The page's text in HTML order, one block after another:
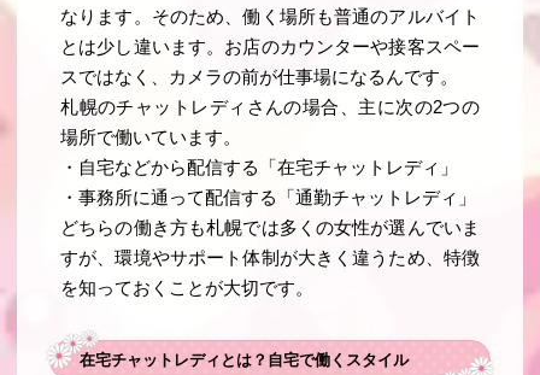
なります。そのため、働く場所も普通のアルバイト
とは少し違います。お店のカウンターや接客スペー
スではなく、カメラの前が仕事場になるんです。
札幌のチャットレディさんの場合、主に次の2つの
場所で働いています。
・自宅などから配信する「在宅チャットレディ」
・事務所に通って配信する「通勤チャットレディ」
どちらの働き方も札幌では多くの女性が選んでいま
すが、環境やサポート体制が大きく違うため、特徴
を知っておくことが大切です。
在宅チャットレディとは？自宅で働くスタイル